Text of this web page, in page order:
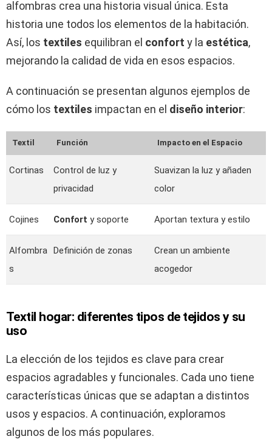
alfombras crea una historia visual única. Esta
historia une todos los elementos de la habitación.
Así, los textiles equilibran el confort y la estética,
mejorando la calidad de vida en esos espacios.
A continuación se presentan algunos ejemplos de
cómo los textiles impactan en el diseño interior:
Textil Función Impacto en el Espacio
Cortinas
Control de luz y
privacidad
Suavizan la luz y añaden
color
Cojines Confort y soporte Aportan textura y estilo
Alfombra
s
Definición de zonas
Crean un ambiente
acogedor
Textil hogar: diferentes tipos de tejidos y su
uso
La elección de los tejidos es clave para crear
espacios agradables y funcionales. Cada uno tiene
características únicas que se adaptan a distintos
usos y espacios. A continuación, exploramos
algunos de los más populares.